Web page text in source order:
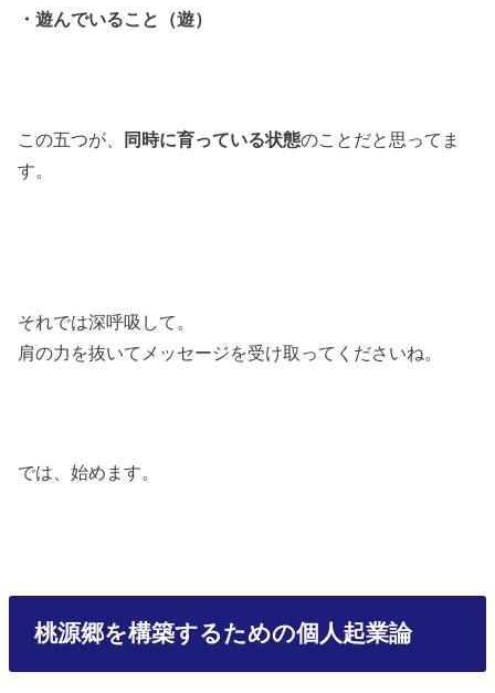
・遊んでいること（遊）
この五つが、 同時に育っている状態のことだと思ってま
す。
それでは深呼吸して。
肩の力を抜いてメッセージを受け取ってくださいね。
では、始めます。
桃源郷を構築するための個人起業論